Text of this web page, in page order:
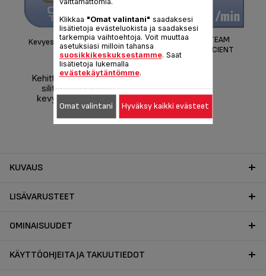
Kevyesti liukuva keraaminen
pohja.
Kehittynyt keraaminen
silityspohja liukuu
kevyesti helpottaen
silittämistä.
CONTINUOUS STEAM
OUTPUT FOR EFFICIENT
IRONING
KUVAUS
LISÄVARUSTEET
OMINAISUUDET
KÄYTTÖOHJEITA JA TAKUUTIEDOT
Klikkaa "Omat valintani" saadaksesi
lisätietoja evästeluokista ja saadaksesi
tarkempia vaihtoehtoja. Voit muuttaa
asetuksiasi milloin tahansa
suosikkikeskuksestamme. Saat
lisätietoja lukemalla
evästekäytäntömme.
Omat valintani Hyväksy kaikki evästeet